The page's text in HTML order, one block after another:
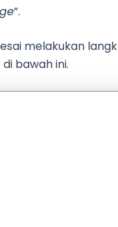
”.
melakukan
di bawah ini.